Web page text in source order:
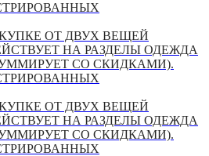
ОТ ДВУХ ВЕЩЕЙ
НА РАЗДЕЛЫ ОДЕЖДА
СО СКИДКАМИ).
ОТ ДВУХ ВЕЩЕЙ
НА РАЗДЕЛЫ ОДЕЖДА
СО СКИДКАМИ).